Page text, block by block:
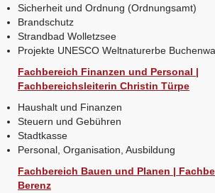
Sicherheit und Ordnung (Ordnungsamt)
Brandschutz
Strandbad Wolletzsee
Projekte UNESCO Weltnaturerbe
Fachbereich Finanzen und Personal |
Fachbereichsleiterin Christin Türpe
Haushalt und Finanzen
Steuern und Gebühren
Stadtkasse
Personal, Organisation, Ausbildung
Fachbereich Bauen und Planen |
Berenz